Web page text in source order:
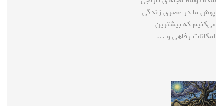
پوش ما در عصری زندگی
می‌کنیم که بیشترین
امکانات رفاهی و …